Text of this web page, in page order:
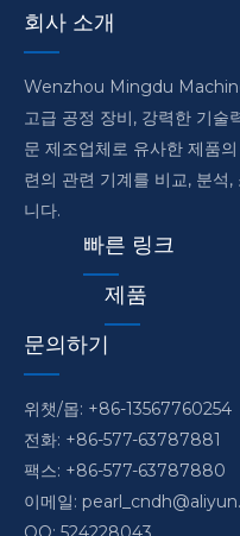
회사 소개
Wenzhou Mingdu
고급 공정 장비, 강력한 기술
문 제조업체로 유사한 제품
련의 관련 기계를 비교, 분석
니다.
빠른 링크
제품
문의하기
위챗/몹: +86-13567760254
전화: +86-577-63787881
팩스: +86-577-63787880
이메일: